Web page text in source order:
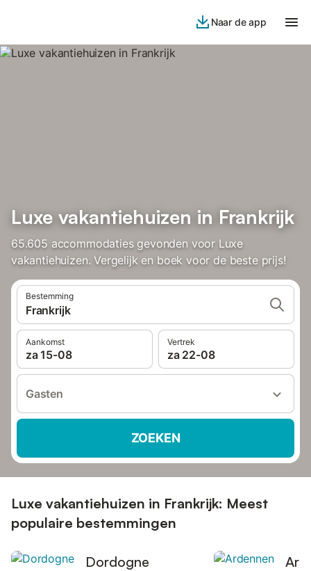
Naar de app
Luxe vakantiehuizen in Frankrijk
65.605 accommodaties gevonden voor Luxe
vakantiehuizen. Vergelijk en boek voor de beste prijs!
Bestemming
Frankrijk
Aankomst
za 15-08
Vertrek
za 22-08
Gasten
ZOEKEN
Luxe vakantiehuizen in Frankrijk: Meest
populaire bestemmingen
Dordogne